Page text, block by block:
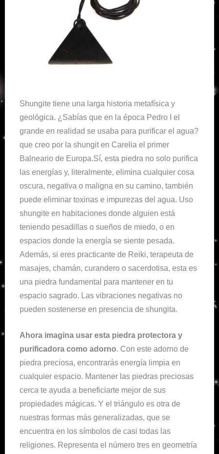
Shungite tiene una larga historia metafísica y
geológica. ¿Sabías que en la época Pedro I el
grande en realidad se usaba para purificar el agua?
que creo por la shungit en Carelia el primer
Balneario de Europa.Sí, esta piedra no solo purifica
las energías y, literalmente, elimina cualquier cosa
oscura, negativa o maligna en su camino, también
puede eliminar toxinas e impurezas del agua. Uso
shungite en habitaciones donde alguien está
teniendo pesadillas o sueños de miedo, o en
espacios donde la energía se siente pesada.
Además, si eres practicante de Reiki, terapeuta de
masajes, chamán, curandero o sacerdotisa, esta es
una piedra fundamental para mantener en tu
espacio sagrado. Las vibraciones negativas no
pueden sostenerse en presencia de shungita.
Ahora imagina usar esta piedra protectora y
purificadora como adorno. Con este adorno de
piedra preciosa, encontrarás energía limpia en
cualquier espacio. Mantener las piedras preciosas
cerca te ayuda a beneficiarte mejor de sus
propiedades mágicas. Y el triángulo es otra de
nuestras formas más generalizadas, que se
encuentra en los símbolos de casi todas las
religiones. Representa el número tres en geometría